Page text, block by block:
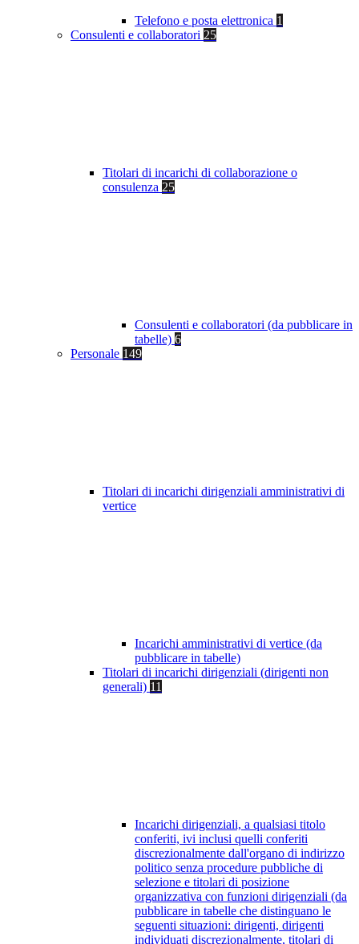
Telefono e posta elettronica 1
Consulenti e collaboratori 25
Titolari di incarichi di collaborazione o
consulenza 25
Consulenti e collaboratori (da pubblicare in
tabelle) 6
Personale 149
Titolari di incarichi dirigenziali amministrativi di
vertice
Incarichi amministrativi di vertice (da
pubblicare in tabelle)
Titolari di incarichi dirigenziali (dirigenti non
generali) 11
Incarichi dirigenziali, a qualsiasi titolo
conferiti, ivi inclusi quelli conferiti
discrezionalmente dall'organo di indirizzo
politico senza procedure pubbliche di
selezione e titolari di posizione
organizzativa con funzioni dirigenziali (da
pubblicare in tabelle che distinguano le
seguenti situazioni: dirigenti, dirigenti
individuati discrezionalmente, titolari di